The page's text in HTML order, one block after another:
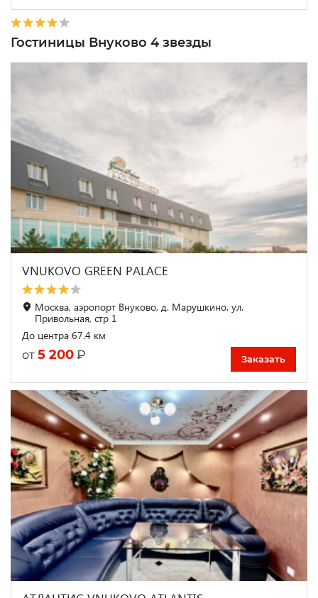
Гостиницы Внуково 4 звезды
VNUKOVO GREEN PALACE
Москва, аэропорт Внуково, д. Марушкино, ул.
Привольная, стр 1
До центра 67.4 км
от 5 200 ₽ Заказать